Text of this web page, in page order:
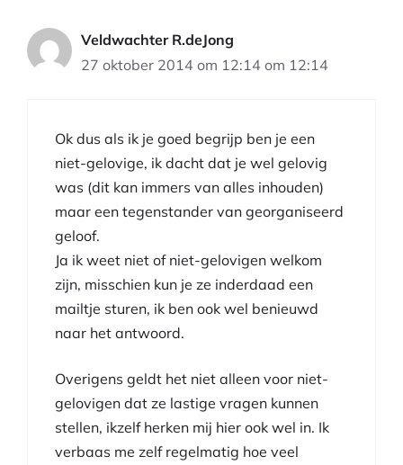
Veldwachter R.deJong
27 oktober 2014 om 12:14 om 12:14
Ok dus als ik je goed begrijp ben je een
niet-gelovige, ik dacht dat je wel gelovig
was (dit kan immers van alles inhouden)
maar een tegenstander van georganiseerd
geloof.
Ja ik weet niet of niet-gelovigen welkom
zijn, misschien kun je ze inderdaad een
mailtje sturen, ik ben ook wel benieuwd
naar het antwoord.
Overigens geldt het niet alleen voor niet-
gelovigen dat ze lastige vragen kunnen
stellen, ikzelf herken mij hier ook wel in. Ik
verbaas me zelf regelmatig hoe veel